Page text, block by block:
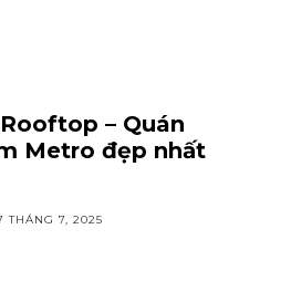
– Quán
Metro đẹp nhất
THÁNG 7, 2025